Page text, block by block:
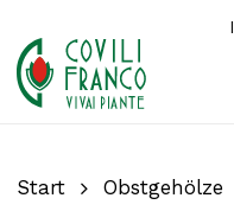
main
content
Warenkorb
Start Obstgehölze